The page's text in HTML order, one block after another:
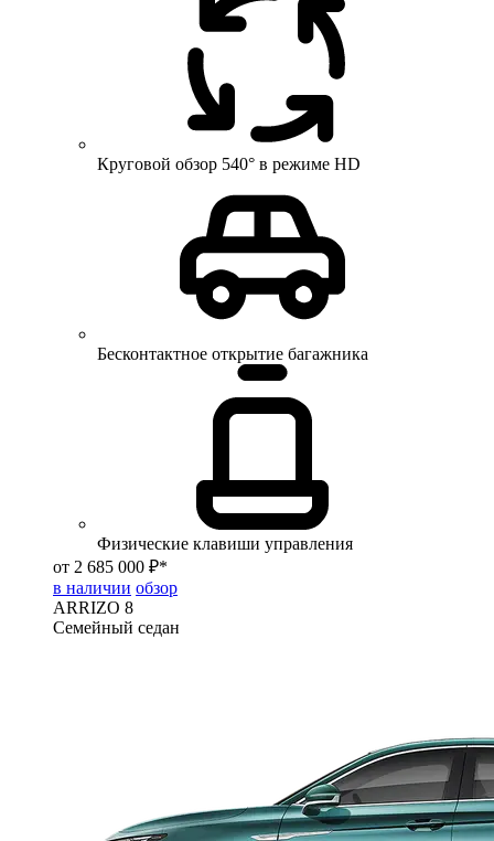
Круговой обзор 540° в режиме HD
Бесконтактное открытие багажника
Физические клавиши управления
от 2 685 000 ₽*
в наличии обзор
ARRIZO 8
Семейный седан